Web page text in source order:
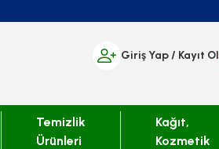
Giriş Yap/ Kayıt Ol
Temizlik
Ürünleri
Kağıt,
Kozmetik